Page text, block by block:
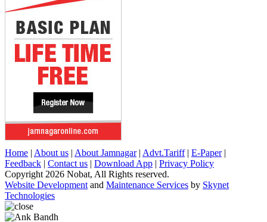
Home | About us | About Jamnagar| Advt.Tariff| E-Paper|
Feedback | Contact us | Download App | Privacy Policy
Copyright 2026 Nobat, All Rights reserved.
Website Development and Maintenance Services by Skynet
Technologies